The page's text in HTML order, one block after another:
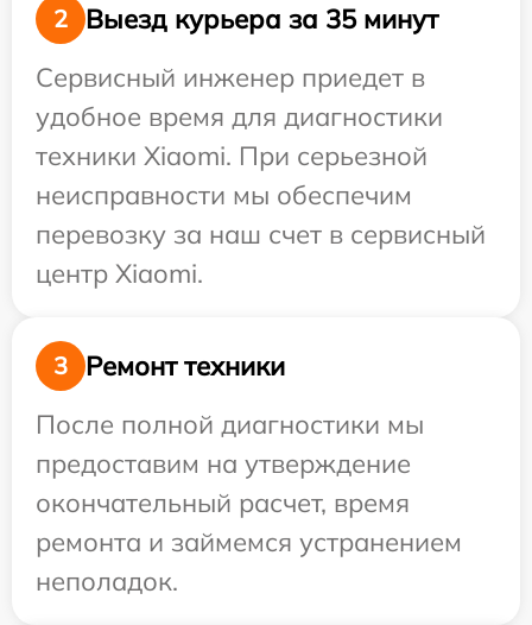
2
Выезд курьера за 35 минут
Сервисный инженер приедет в
удобное время для диагностики
техники Xiaomi. При серьезной
неисправности мы обеспечим
перевозку за наш счет в сервисный
центр Xiaomi.
3
Ремонт техники
После полной диагностики мы
предоставим на утверждение
окончательный расчет, время
ремонта и займемся устранением
неполадок.